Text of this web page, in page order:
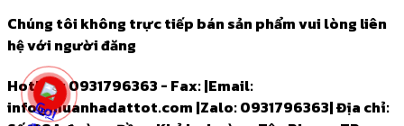
Chúng tôi không trực tiếp bán sản phẩm vui lòng liên
hệ với người đăng
Hotline: 0931796363 - Fax:|Email:
info@muanhadattot.com |Zalo: 0931796363|Địa chỉ: